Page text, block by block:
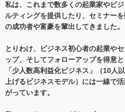
私は、これまで数多くの起業家やビ
ルティングを提供したり、セミナー
の成功者や富豪を輩出してきました。
とりわけ、ビジネス初心者の起業や
ップ、そしてフォローアップを得意
「少人数高利益化ビジネス」（10人
上げるビジネスモデル）には一線で
がっています。